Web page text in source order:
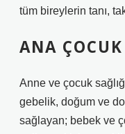
tüm bireylerin tanı,
ANA
Anne ve çocuk
gebelik, doğum ve
sağlayan; bebek ve